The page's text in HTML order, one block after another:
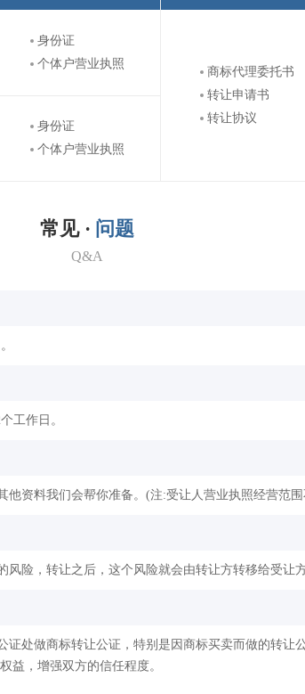
身份证
个体户营业执照
商标代理委托书
转让申请书
转让协议
身份证
个体户营业执照
常见 · 问题
Q&A
工作日。
资料我们会帮你准备。(注:受让人营业执照经营范围
险，转让之后，这个风险就会由转让方转移给受让方
处做商标转让公证，特别是因商标买卖而做的转让
益，增强双方的信任程度。